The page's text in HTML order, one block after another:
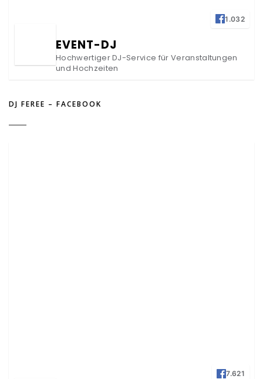
1.032
EVENT-DJ
Hochwertiger DJ-Service für Veranstaltungen
und Hochzeiten
DJ FEREE – FACEBOOK
7.621